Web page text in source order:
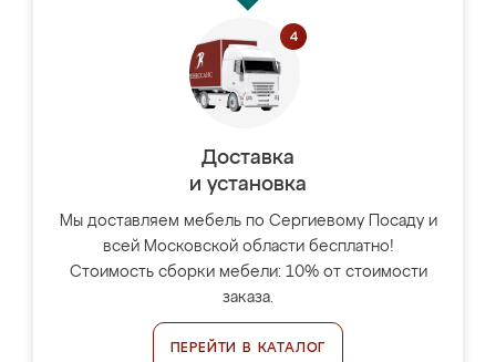
Доставка
и установка
Мы доставляем мебель по Сергиевому Посаду и
всей Московской области бесплатно!
Стоимость сборки мебели: 10% от стоимости
заказа.
ПЕРЕЙТИ В КАТАЛОГ